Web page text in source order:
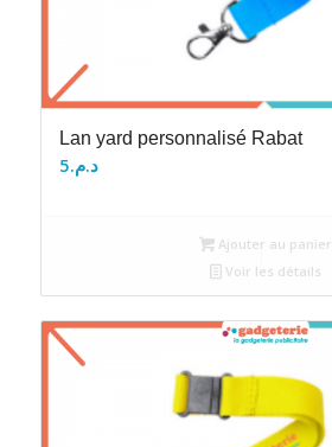
Lan yard personnalisé Rabat
د.م.5
Ajouter au panier
Voir les détails